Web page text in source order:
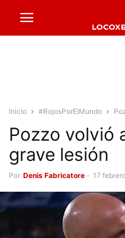
Inicio #RojosPorElMundo
Pozzo volvió
grave lesión
Por Denis Fabricatore - 17